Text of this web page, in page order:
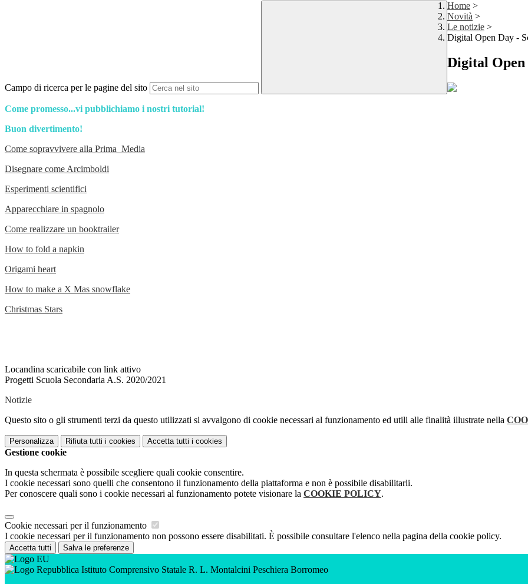
Campo di ricerca per le pagine del sito
Home >
Novità >
Le notizie >
Digital Open Day -
Digital Open
Come promesso...vi pubblichiamo i nostri tutorial!
Buon divertimento!
Come sopravvivere alla Prima Media
Disegnare come Arcimboldi
Esperimenti scientifici
Apparecchiare in spagnolo
Come realizzare un booktrailer
How to fold a napkin
Origami heart
How to make a X Mas snowflake
Christmas Stars
Locandina scaricabile con link attivo
Progetti Scuola Secondaria A.S. 2020/2021
Notizie
Questo sito o gli strumenti terzi da questo utilizzati si avvalgono di cookie necessari al funzionamento ed utili alle finalità illustrate nella
Personalizza Rifiuta tutti i cookies Accetta tutti i cookies
Gestione cookie
In questa schermata è possibile scegliere quali cookie consentire.
I cookie necessari sono quelli che consentono il funzionamento della piattaforma e non è possibile disabilitarli.
Per conoscere quali sono i cookie necessari al funzionamento potete visionare la COOKIE POLICY.
Cookie necessari per il funzionamento
I cookie necessari per il funzionamento non possono essere disabilitati. È possibile consultare l'elenco nella pagina della cookie policy.
Accetta tutti Salva le preferenze
Istituto Comprensivo Statale R. L. Montalcini Peschiera Borromeo